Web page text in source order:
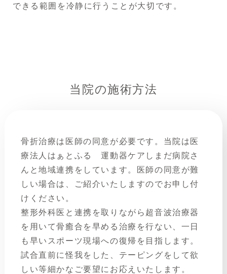
できる範囲を冷静に行うことが大切です。
当院の施術方法
骨折治療は医師の同意が必要です。当院は医
療法人はぁとふる 運動器ケアしまだ病院さ
んと地域連携をしています。医師の同意が難
しい場合は、ご紹介いたしますのでお申し付
けください。
整形外科医と連携を取りながら超音波治療器
を用いて骨癒合を早める治療を行ない、一日
も早いスポーツ現場への復帰を目指します。
試合直前に怪我をした、テーピングをして欲
しい等細かなご要望にお応えいたします。